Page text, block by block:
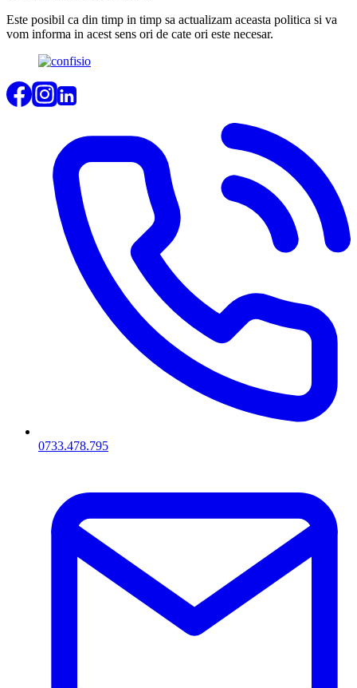
Este posibil ca din timp in timp sa actualizam aceasta politica si va
vom informa in acest sens ori de cate ori este necesar.
0733.478.795